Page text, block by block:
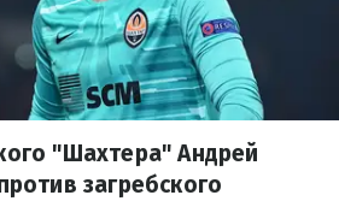
"Шахтера" Андрей
загребского